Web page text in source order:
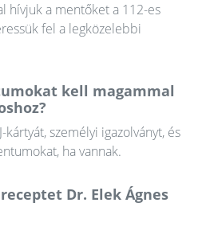
hívjuk a mentőket a 112-es
fel a legközelebbi
kell magammal
kártyát, személyi igazolványt, és
ha vannak.
Dr. Elek Ágnes